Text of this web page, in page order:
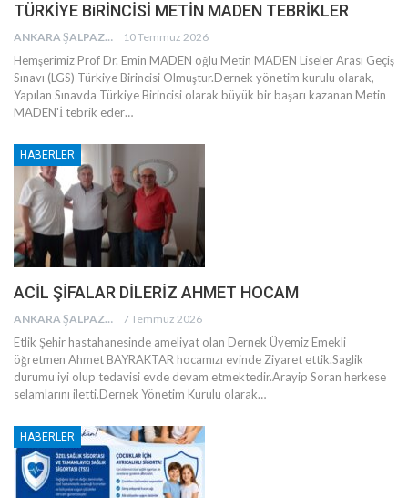
TÜRKİYE BiRİNCİSİ METİN MADEN TEBRİKLER
ANKARA ŞALPAZARI AĞASARLILAR EĞITIM KÜLTÜR VE DAYANIŞMA DERNEĞI 10 Temmuz 2026
Hemşerimiz Prof Dr. Emin MADEN oğlu Metin MADEN Liseler Arası Geçiş
Sınavı (LGS) Türkiye Birincisi Olmuştur.Dernek yönetim kurulu olarak,
Yapılan Sınavda Türkiye Birincisi olarak büyük bir başarı kazanan Metin
MADEN'İ tebrik eder…
HABERLER
ACİL ŞİFALAR DİLERİZ AHMET HOCAM
ANKARA ŞALPAZARI AĞASARLILAR EĞITIM KÜLTÜR VE DAYANIŞMA DERNEĞI 7 Temmuz 2026
Etlik Şehir hastahanesinde ameliyat olan Dernek Üyemiz Emekli
öğretmen Ahmet BAYRAKTAR hocamızı evinde Ziyaret ettik.Saglik
durumu iyi olup tedavisi evde devam etmektedir.Arayip Soran herkese
selamlarını iletti.Dernek Yönetim Kurulu olarak…
HABERLER